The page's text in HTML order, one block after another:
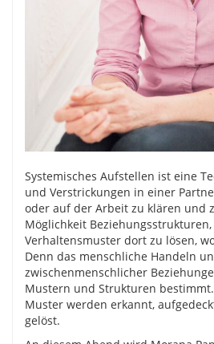
Systemisches Aufstellen ist eine
und Verstrickungen in einer
oder auf der Arbeit zu klären und
Möglichkeit
Verhaltensmuster dort zu lösen,
Denn das menschliche Handeln
zwischenmenschlicher
Mustern und Strukturen
Muster werden erkannt,
gelöst.